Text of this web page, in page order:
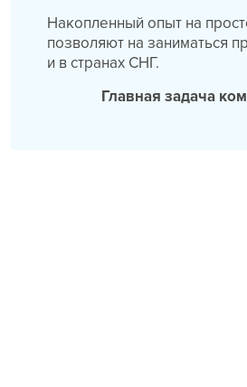
Накопленный опыт на
позволяют на заниматься
и в странах СНГ.
Главная задача